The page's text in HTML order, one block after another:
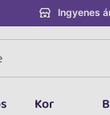
Ingyenes
Kor